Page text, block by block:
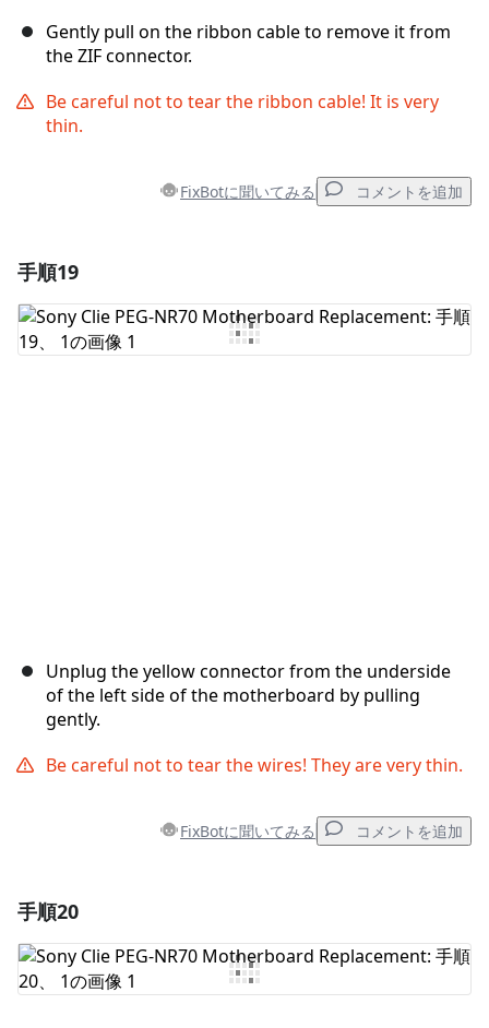
Gently pull on the ribbon cable to remove it from
the ZIF connector.
Be careful not to tear the ribbon cable! It is very
thin.
FixBotに聞いてみる コメントを追加
コメントを追加
手順19
Unplug the yellow connector from the underside
of the left side of the motherboard by pulling
gently.
Be careful not to tear the wires! They are very thin.
FixBotに聞いてみる コメントを追加
コメントを追加
手順20